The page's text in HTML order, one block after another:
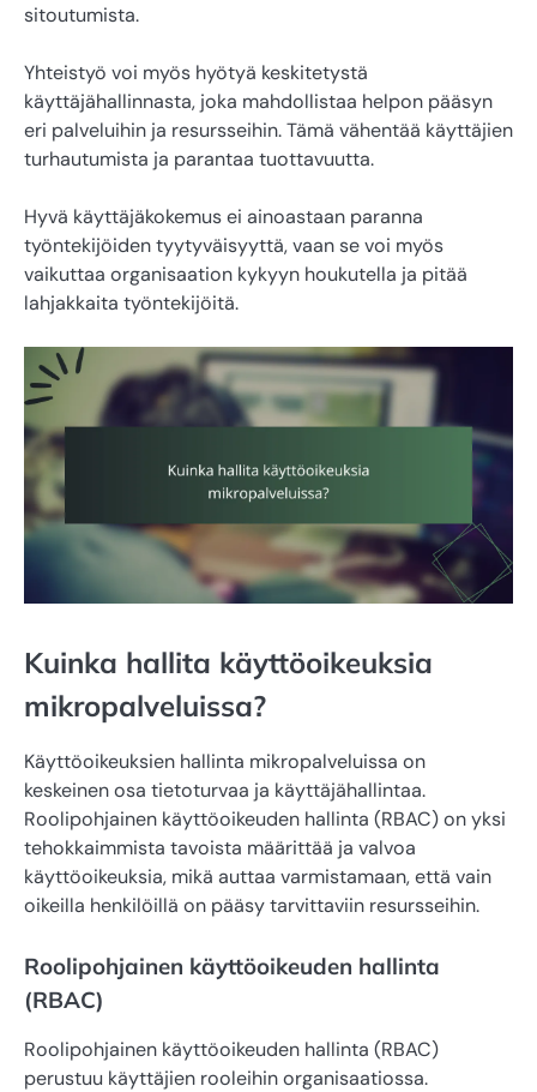
sitoutumista.
Yhteistyö voi myös hyötyä keskitetystä
käyttäjähallinnasta, joka mahdollistaa helpon pääsyn
eri palveluihin ja resursseihin. Tämä vähentää käyttäjien
turhautumista ja parantaa tuottavuutta.
Hyvä käyttäjäkokemus ei ainoastaan paranna
työntekijöiden tyytyväisyyttä, vaan se voi myös
vaikuttaa organisaation kykyyn houkutella ja pitää
lahjakkaita työntekijöitä.
Kuinka hallita käyttöoikeuksia
mikropalveluissa?
Käyttöoikeuksien hallinta mikropalveluissa on
keskeinen osa tietoturvaa ja käyttäjähallintaa.
Roolipohjainen käyttöoikeuden hallinta (RBAC) on yksi
tehokkaimmista tavoista määrittää ja valvoa
käyttöoikeuksia, mikä auttaa varmistamaan, että vain
oikeilla henkilöillä on pääsy tarvittaviin resursseihin.
Roolipohjainen käyttöoikeuden hallinta
(RBAC)
Roolipohjainen käyttöoikeuden hallinta (RBAC)
perustuu käyttäjien rooleihin organisaatiossa.